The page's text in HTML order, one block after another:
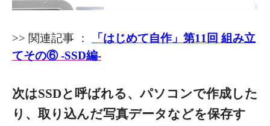
>> 関連記事 ：
「はじめて自作」第11回 組み立
てその⑥ -SSD編-
次はSSDと呼ばれる、パソコンで作成した
り、取り込んだ写真データなどを保存す